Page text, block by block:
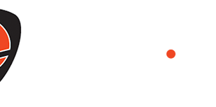
that we provide you the best experience
to browse this website, you accept
help us analyze how the website is used and
To learn more or to find out how
you can access our